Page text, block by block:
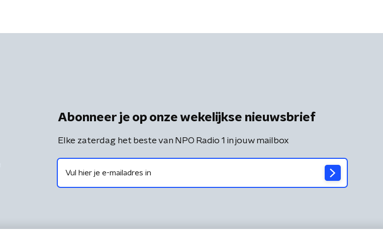
Abonneer je op onze wekelijkse nieuwsbrief
Elke zaterdag het beste van NPO Radio 1 in jouw mailbox